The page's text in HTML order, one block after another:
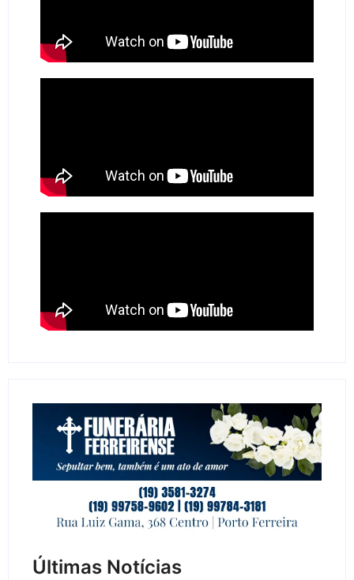
Últimas Notícias